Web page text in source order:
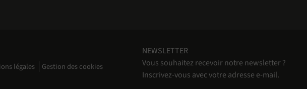
légales Gestion des cookies
NEWSLETTER
Vous souhaitez recevoir notre newsletter ?
Inscrivez-vous avec votre adresse e-mail.